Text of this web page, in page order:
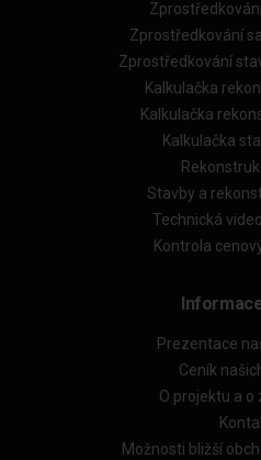
Zprostředkování
Zprostředkování
Kalkulačka
Kalkulačka
Kalkulačka
Stavby a
Technická
Kontrola
Prezentace
Ceník
O projektu a o
Možnosti bližší